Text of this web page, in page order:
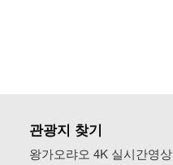
관광지 찾기
왕가오랴오 4K 실시간영상